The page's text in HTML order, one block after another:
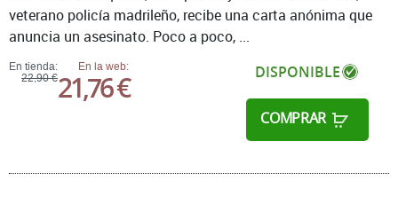
En tienda:
22,90 €
En la web:
21,76 € DISPONIBLE
COMPRAR
veterano policía madrileño, recibe una carta anónima que
anuncia un asesinato. Poco a poco, ...